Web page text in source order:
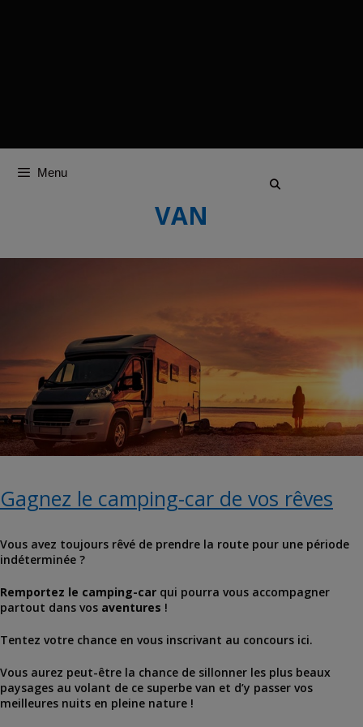
Menu
VAN
Gagnez le camping-car de vos rêves
Vous avez toujours rêvé de prendre la route pour une période
indéterminée ?
Remportez le camping-car qui pourra vous accompagner
partout dans vos aventures !
Tentez votre chance en vous inscrivant au concours ici.
Vous aurez peut-être la chance de sillonner les plus beaux
paysages au volant de ce superbe van et d’y passer vos
meilleures nuits en pleine nature !